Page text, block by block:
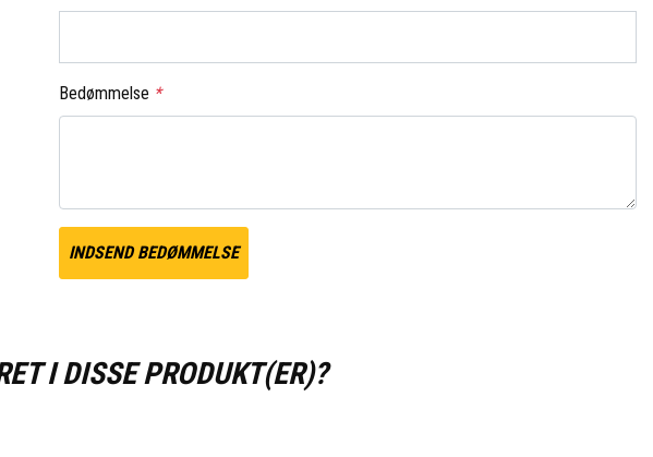
Bedømmelse *
INDSEND BEDØMMELSE
I DISSE PRODUKT(ER)?